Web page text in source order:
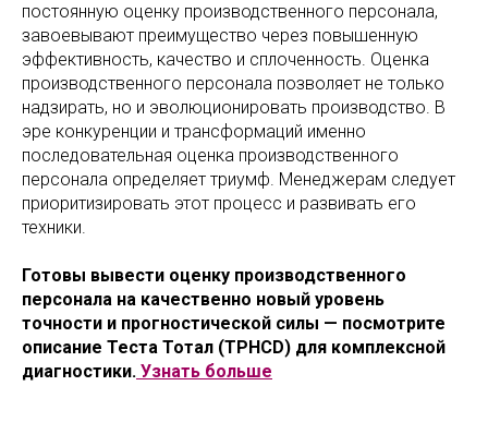
постоянную оценку производственного персонала,
завоевывают преимущество через повышенную
эффективность, качество и сплоченность. Оценка
производственного персонала позволяет не только
надзирать, но и эволюционировать производство. В
эре конкуренции и трансформаций именно
последовательная оценка производственного
персонала определяет триумф. Менеджерам следует
приоритизировать этот процесс и развивать его
техники.
Готовы вывести оценку производственного
персонала на качественно новый уровень
точности и прогностической силы — посмотрите
описание Теста Тотал (TPHCD) для комплексной
диагностики. Узнать больше